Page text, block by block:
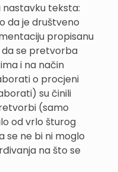
teksta:
da je društveno
propisanu
da se pretvorba
i na način
o procjeni
su činili
(samo
od vrlo šturog
se ne bi ni moglo
na što se